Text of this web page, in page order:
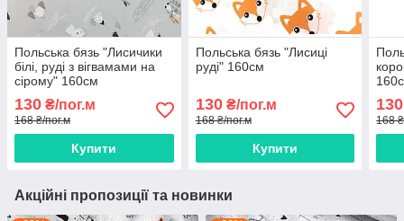
Польська бязь "Лисичики
білі, руді з вігвамами на
сірому" 160см
130 ₴/пог.м
168 ₴/пог.м
Купити
Польська бязь "Лисиці
руді" 160см
130₴/пог.м
168 ₴/пог.м
Купити
130
168
Акційні пропозиції та новинки